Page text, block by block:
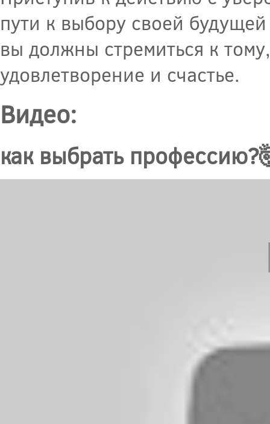
пути к выбору своей
вы должны стремиться к
удовлетворение и счастье.
Видео:
как выбрать